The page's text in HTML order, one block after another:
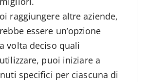
raggiungere altre aziende,
essere un’opzione
volta deciso quali
puoi iniziare a
specifici per ciascuna di